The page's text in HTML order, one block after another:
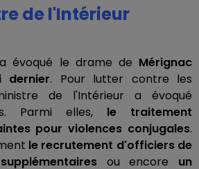
de l'Intérieur
évoqué le drame de Mérignac
dernier. Pour lutter contre les
de l'Intérieur a évoqué
Parmi elles, le traitement
pour violences conjugales.
le recrutement d'officiers de
ou encore un